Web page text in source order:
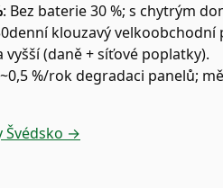
: Bez baterie 30 %; s chytrým
klouzavý velkoobchodní
(daně + síťové poplatky).
%/rok degradaci panelů;
Švédsko →